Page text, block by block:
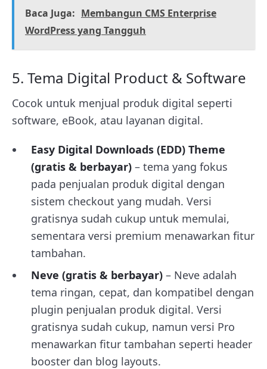
Baca Juga: Membangun CMS Enterprise
WordPress yang Tangguh
5. Tema Digital Product & Software
Cocok untuk menjual produk digital seperti
software, eBook, atau layanan digital.
Easy Digital Downloads (EDD) Theme
(gratis & berbayar) – tema yang fokus
pada penjualan produk digital dengan
sistem checkout yang mudah. Versi
gratisnya sudah cukup untuk memulai,
sementara versi premium menawarkan fitur
tambahan.
Neve (gratis & berbayar) – Neve adalah
tema ringan, cepat, dan kompatibel dengan
plugin penjualan produk digital. Versi
gratisnya sudah cukup, namun versi Pro
menawarkan fitur tambahan seperti header
booster dan blog layouts.